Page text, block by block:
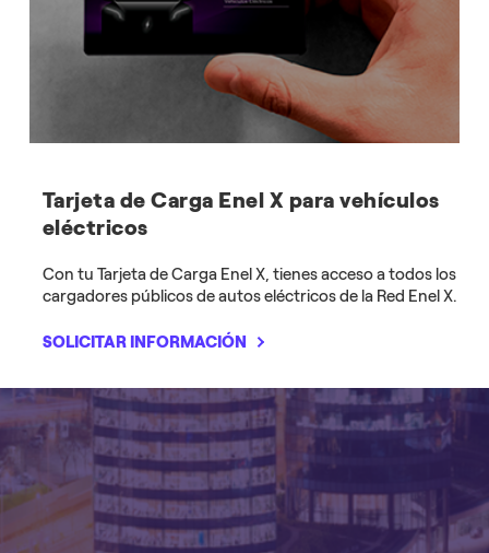
Tarjeta de Carga Enel X para vehículos
eléctricos
Con tu Tarjeta de Carga Enel X, tienes acceso a todos los
cargadores públicos de autos eléctricos de la Red Enel X.
SOLICITAR INFORMACIÓN